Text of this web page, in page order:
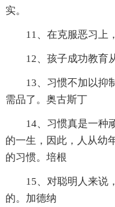
实。
11、在克服恶习上
12、孩子成功教育
13、习惯不加以抑
需品了。奥古斯丁
14、习惯真是一种
的一生，因此，人从幼
的习惯。培根
15、对聪明人来说
的。加德纳